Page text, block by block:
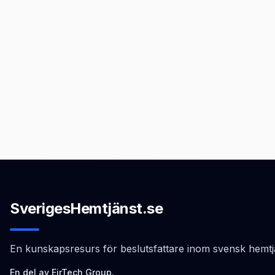
SverigesHemtjänst.se
En kunskapsresurs för beslutsfattare inom svensk
En del av EirTech Group.